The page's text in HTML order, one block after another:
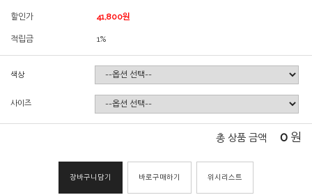
할인가 41,800원
적립금 1%
색상
사이즈
총 상품 금액 0 원
장바구니담기 바로구매하기 위시리스트